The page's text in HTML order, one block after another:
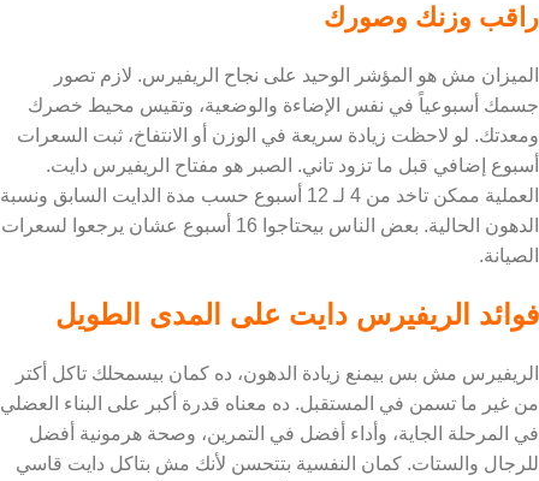
راقب وزنك وصورك
الميزان مش هو المؤشر الوحيد على نجاح الريفيرس. لازم تصور
جسمك أسبوعياً في نفس الإضاءة والوضعية، وتقيس محيط خصرك
ومعدتك. لو لاحظت زيادة سريعة في الوزن أو الانتفاخ، ثبت السعرات
أسبوع إضافي قبل ما تزود تاني. الصبر هو مفتاح الريفيرس دايت.
العملية ممكن تاخد من 4 لـ 12 أسبوع حسب مدة الدايت السابق ونسبة
الدهون الحالية. بعض الناس بيحتاجوا 16 أسبوع عشان يرجعوا لسعرات
الصيانة.
فوائد الريفيرس دايت على المدى الطويل
الريفيرس مش بس بيمنع زيادة الدهون، ده كمان بيسمحلك تاكل أكتر
من غير ما تسمن في المستقبل. ده معناه قدرة أكبر على البناء العضلي
في المرحلة الجاية، وأداء أفضل في التمرين، وصحة هرمونية أفضل
للرجال والستات. كمان النفسية بتتحسن لأنك مش بتاكل دايت قاسي